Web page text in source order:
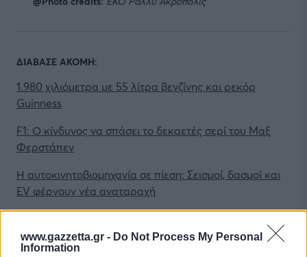
www.gazzetta.gr - Do Not Process My Personal
Information
ΔΙΑΒΑΣΕ ΑΚΟΜΗ:
1.980 χιλιόμετρα με 55 λίτρα βενζίνης και ρεκόρ
Guinness
F1: Ο κίνδυνος να σπάσει το δεκαετές σερί του Μαξ
Φερστάπεν
Η αυτοκινητοβιομηχανία σε πίεση: Σεισμοί, δασμοί και
EV φέρνουν νέα αναταραχή